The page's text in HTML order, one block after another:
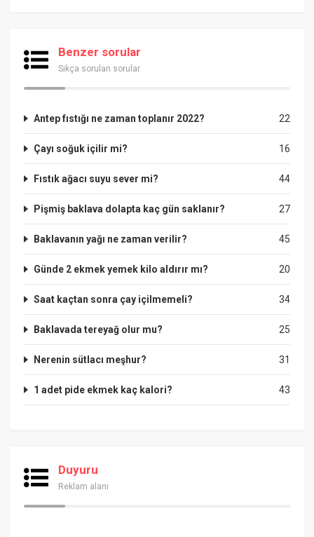
Benzer sorular
Sıkça sorulan sorular
22
Antep fıstığı ne zaman toplanır 2022?
16
Çayı soğuk içilir mi?
44
Fıstık ağacı suyu sever mi?
27
Pişmiş baklava dolapta kaç gün saklanır?
45
Baklavanın yağı ne zaman verilir?
20
Günde 2 ekmek yemek kilo aldırır mı?
34
Saat kaçtan sonra çay içilmemeli?
25
Baklavada tereyağ olur mu?
31
Nerenin sütlacı meşhur?
43
1 adet pide ekmek kaç kalori?
Duyuru
Reklam alanı